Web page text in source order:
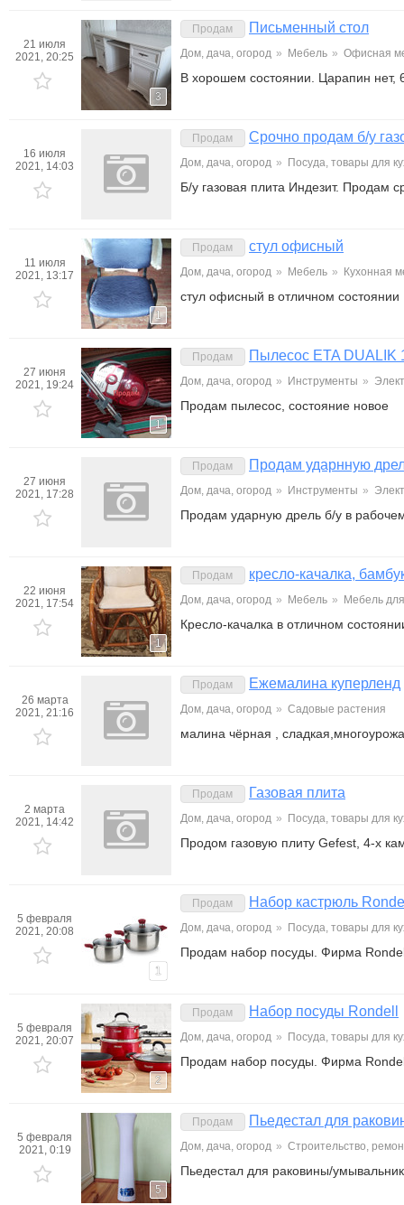
21 июля
2021, 20:25
3
Продам Письменный стол
Дом, дача, огород » Мебель » Офисная
В хорошем состоянии. Царапин нет,
16 июля
2021, 14:03
Продам Срочно продам б/у
Дом, дача, огород » Посуда, товары для
Б/у газовая плита Индезит. Продам
11 июля
2021, 13:17
1
Продам стул офисный
Дом, дача, огород » Мебель » Кухонная
стул офисный в отличном состоянии
27 июня
2021, 19:24
1
Продам Пылесос ETA DUALIK
Дом, дача, огород » Инструменты »
Продам пылесос, состояние новое
27 июня
2021, 17:28
Продам Продам ударнную
Дом, дача, огород » Инструменты »
Продам ударную дрель б/у в
22 июня
2021, 17:54
1
Продам кресло-качалка,
Дом, дача, огород » Мебель » Мебель
Кресло-качалка в отличном
26 марта
2021, 21:16
Продам Ежемалина куперленд
Дом, дача, огород » Садовые растения
малина чёрная ,
2 марта
2021, 14:42
Продам Газовая плита
Дом, дача, огород » Посуда, товары для
Продом газовую плиту Gefest, 4-х
5 февраля
2021, 20:08
1
Продам Набор кастрюль
Дом, дача, огород » Посуда, товары для
Продам набор посуды. Фирма
5 февраля
2021, 20:07
2
Продам Набор посуды Rondell
Дом, дача, огород » Посуда, товары для
Продам набор посуды. Фирма
5 февраля
2021, 0:19
5
Продам Пьедестал для
Дом, дача, огород » Строительство,
Пьедестал для раковины/